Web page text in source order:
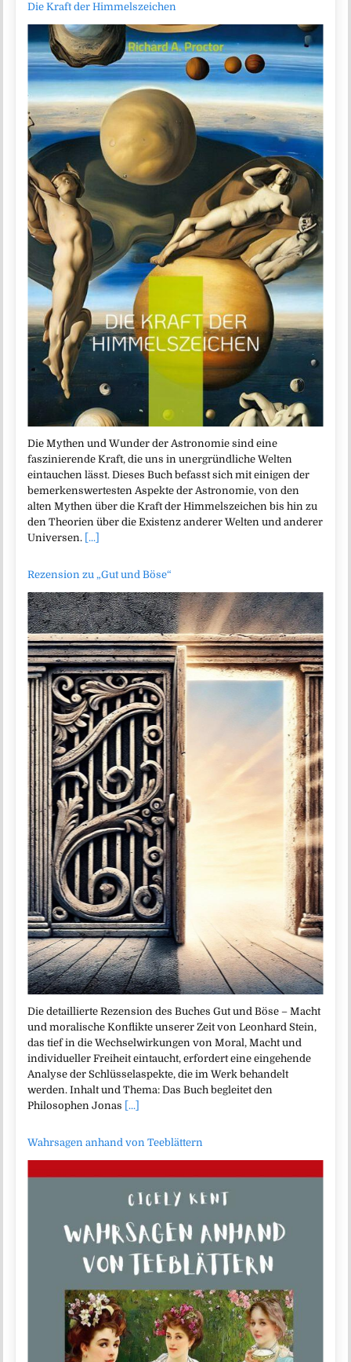
Die Kraft der Himmelszeichen
Die Mythen und Wunder der Astronomie sind eine
faszinierende Kraft, die uns in unergründliche Welten
eintauchen lässt. Dieses Buch befasst sich mit einigen der
bemerkenswertesten Aspekte der Astronomie, von den
alten Mythen über die Kraft der Himmelszeichen bis hin zu
den Theorien über die Existenz anderer Welten und anderer
Universen. [...]
Rezension zu „Gut und Böse“
Die detaillierte Rezension des Buches Gut und Böse – Macht
und moralische Konflikte unserer Zeit von Leonhard Stein,
das tief in die Wechselwirkungen von Moral, Macht und
individueller Freiheit eintaucht, erfordert eine eingehende
Analyse der Schlüsselaspekte, die im Werk behandelt
werden. Inhalt und Thema: Das Buch begleitet den
Philosophen Jonas [...]
Wahrsagen anhand von Teeblättern